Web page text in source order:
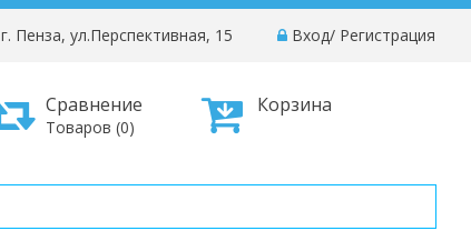
Вход/ Регистрация
г. Пенза, ул.Перспективная, 15
Корзина
Сравнение
Товаров (0)